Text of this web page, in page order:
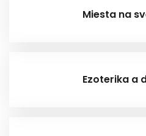
Miesta na
Ezoterika a